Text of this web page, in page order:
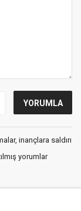
inançlara saldırı
yorumlar